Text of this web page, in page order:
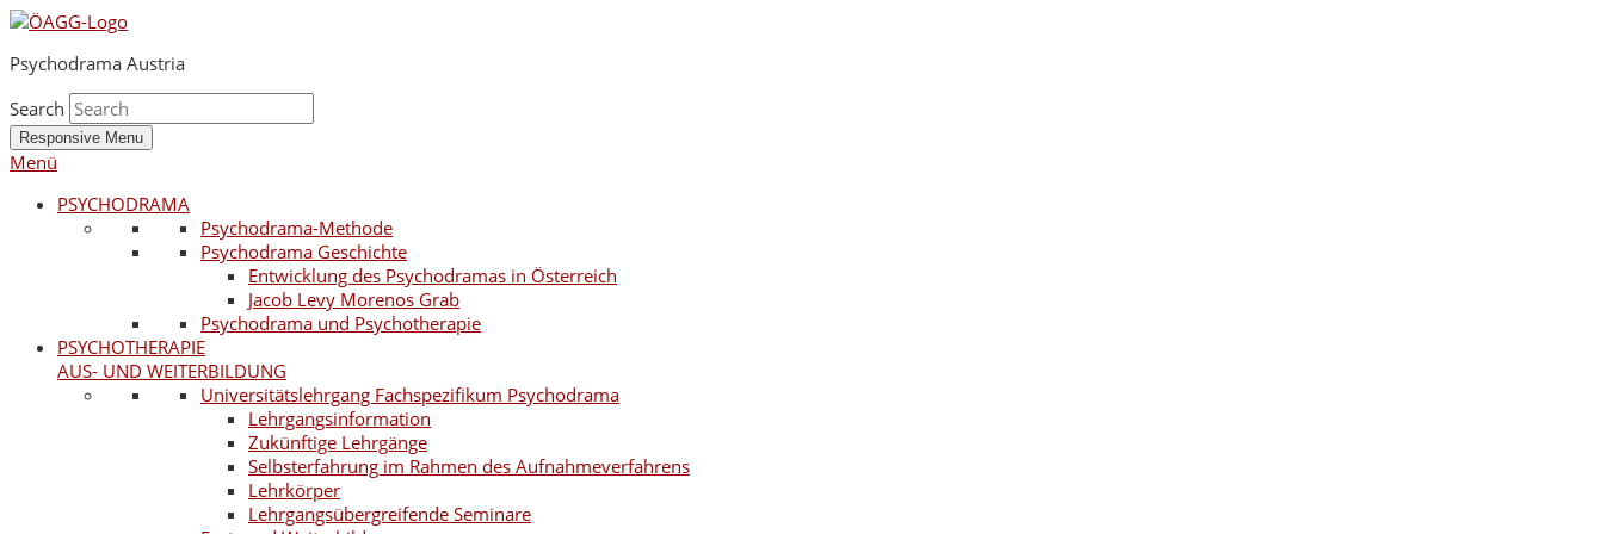
Psychodrama Austria
Search
Responsive Menu
Menü
PSYCHODRAMA
Psychodrama-Methode
Psychodrama Geschichte
Entwicklung des Psychodramas in Österreich
Jacob Levy Morenos Grab
Psychodrama und Psychotherapie
PSYCHOTHERAPIE
AUS- UND WEITERBILDUNG
Universitätslehrgang Fachspezifikum Psychodrama
Lehrgangsinformation
Zukünftige Lehrgänge
Selbsterfahrung im Rahmen des Aufnahmeverfahrens
Lehrkörper
Lehrgangsübergreifende Seminare